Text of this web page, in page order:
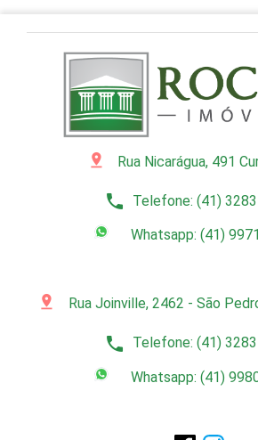
pin_drop Rua Nicarágua, 491
phone Telefone: (41)
Whatsapp: (41)
pin_drop Rua Joinville, 2462 - São
phone Telefone: (41)
Whatsapp: (41)